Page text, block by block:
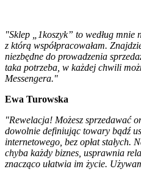
"Sklep „1koszyk” to według mnie
z którą współpracowałam.
niezbędne do prowadzenia
taka potrzeba, w każdej chwili
Messengera."
Ewa Turowska
"Rewelacja! Możesz sprzedawać
dowolnie definiując towary bądź
internetowego, bez opłat stałych.
chyba każdy biznes, usprawnia
znacząco ułatwia im życie.